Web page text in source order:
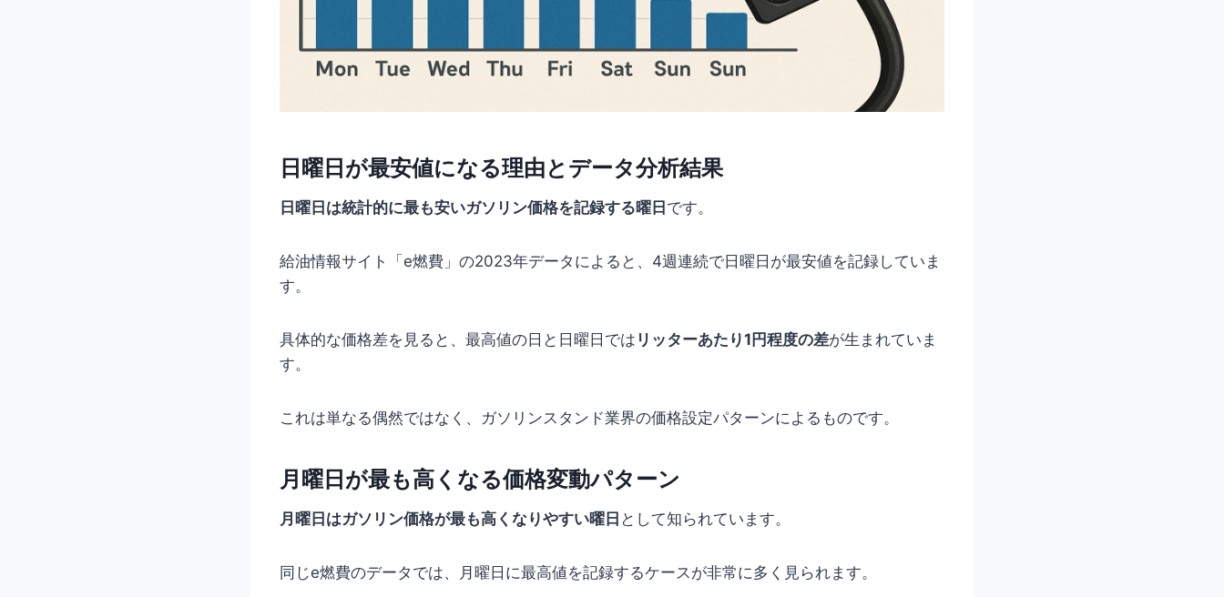
日曜日が最安値になる理由とデータ分析結果
日曜日は統計的に最も安いガソリン価格を記録する曜日 です。
給油情報サイト「e燃費」の2023年データによると、4週連続で日曜日が最安値を記録していま
す。
具体的な価格差を見ると、最高値の日と日曜日では リッターあたり1円程度の差が生まれていま
す。
これは単なる偶然ではなく、ガソリンスタンド業界の価格設定パターンによるものです。
月曜日が最も高くなる価格変動パターン
月曜日はガソリン価格が最も高くなりやすい曜日 として知られています。
同じe燃費のデータでは、月曜日に最高値を記録するケースが非常に多く見られます。